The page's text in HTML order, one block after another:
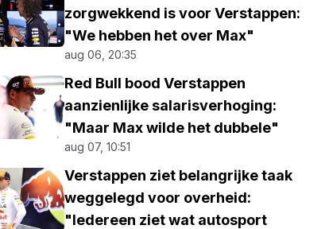
zorgwekkend is voor Verstappen:
"We hebben het over Max"
aug 06, 20:35
Red Bull bood Verstappen
aanzienlijke salarisverhoging:
"Maar Max wilde het dubbele"
aug 07, 10:51
Verstappen ziet belangrijke taak
weggelegd voor overheid:
"Iedereen ziet wat autosport